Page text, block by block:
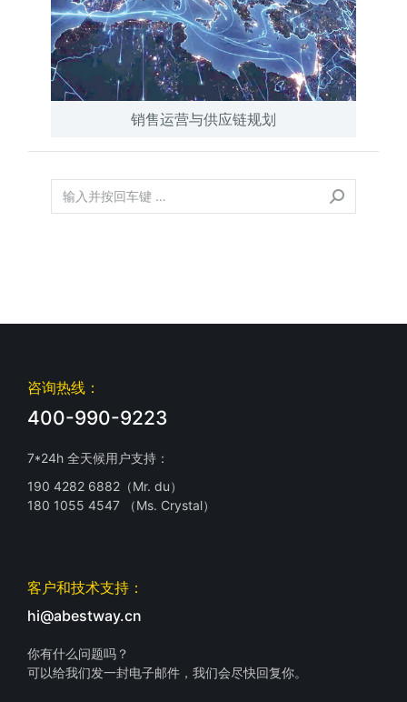
销售运营与供应链规划
咨询热线：
400-990-9223
7*24h 全天候用户支持：
190 4282 6882（Mr. du）
180 1055 4547 （Ms. Crystal）
客户和技术支持：
hi@abestway.cn
你有什么问题吗？
可以给我们发一封电子邮件，我们会尽快回复你。